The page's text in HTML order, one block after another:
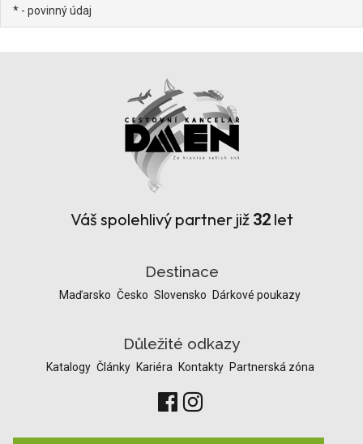
* - povinný údaj
Váš spolehlivý partner již 32let
Destinace
Maďarsko Česko Slovensko Dárkové poukazy
Důležité odkazy
Katalogy Články Kariéra Kontakty Partnerská zóna